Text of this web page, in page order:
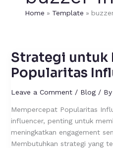
Home Template
Strategi untuk
Popularitas
Leave a Comment / Blog/ By
Mempercepat Popularitas
influencer, penting untuk
meningkatkan engagement
Membutuhkan strategi yang
Strategi
untuk
Mempercepat
Popularitas